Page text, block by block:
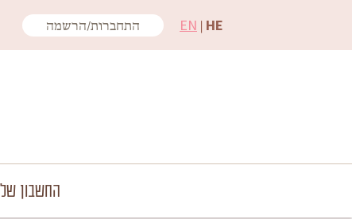
EN | HE התחברות/הרשמה
החשבון